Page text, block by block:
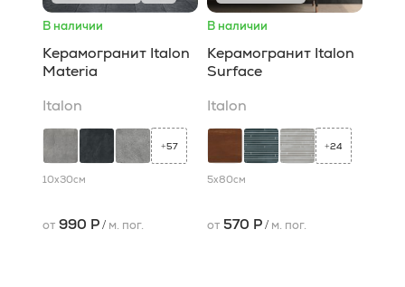
В наличии
Керамогранит Italon
Materia
Italon
+57
10x30см
от 990 Р/ м. пог.
В наличии
Керамогранит Italon
Surface
Italon
+24
5x80см
от 570 Р/ м. пог.